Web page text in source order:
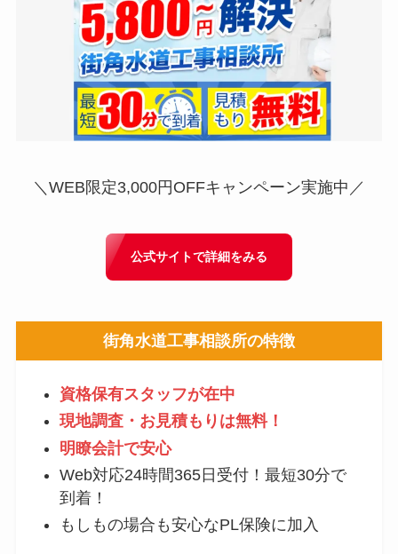
＼WEB限定3,000円OFFキャンペーン実施中／
公式サイトで詳細をみる
街角水道工事相談所の特徴
資格保有スタッフが在中
現地調査・お見積もりは無料！
明瞭会計で安心
Web対応24時間365日受付！最短30分で
到着！
もしもの場合も安心なPL保険に加入